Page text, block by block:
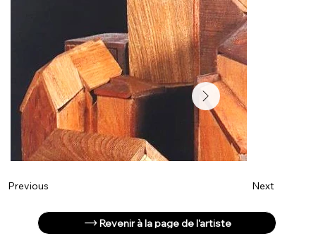
Previous Next
Revenir à la page de l'artiste